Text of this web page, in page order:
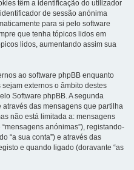
têm a identificação do utilizador
de sessão anónima
para si pelo software
que tenha tópicos lidos em
lidos, aumentando assim sua
ao software phpBB enquanto
externos o âmbito destes
Software phpBB. A segunda
das mensagens que partilha
não está limitada a: mensagens
anónimas”), registando-
“a sua conta”) e através das
e quando ligado (doravante “as